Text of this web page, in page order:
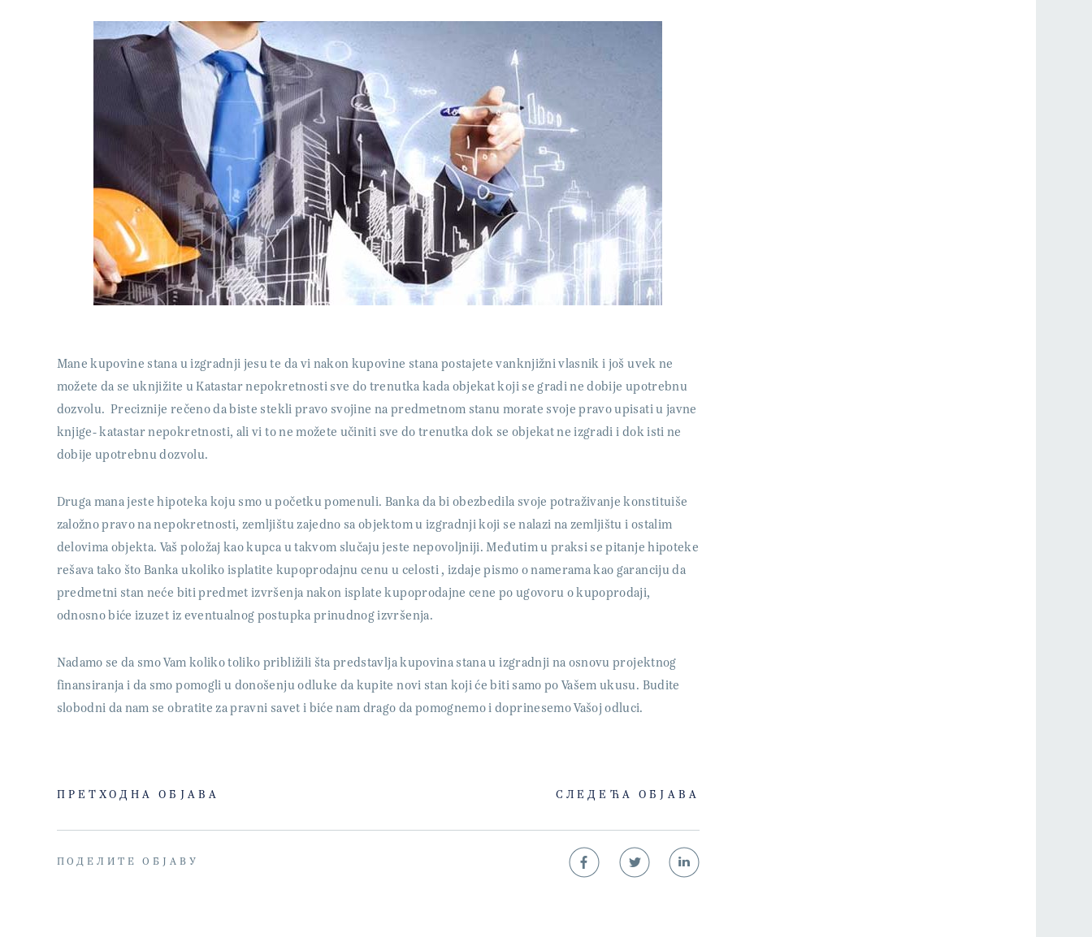
Mane kupovine stana u izgradnji jesu te da vi nakon kupovine stana postajete vanknjižni vlasnik i još uvek ne
možete da se uknjižite u Katastar nepokretnosti sve do trenutka kada objekat koji se gradi ne dobije upotrebnu
dozvolu. Preciznije rečeno da biste stekli pravo svojine na predmetnom stanu morate svoje pravo upisati u javne
knjige- katastar nepokretnosti, ali vi to ne možete učiniti sve do trenutka dok se objekat ne izgradi i dok isti ne
dobije upotrebnu dozvolu.
Druga mana jeste hipoteka koju smo u početku pomenuli. Banka da bi obezbedila svoje potraživanje konstituiše
založno pravo na nepokretnosti, zemljištu zajedno sa objektom u izgradnji koji se nalazi na zemljištu i ostalim
delovima objekta. Vaš položaj kao kupca u takvom slučaju jeste nepovoljniji. Međutim u praksi se pitanje hipoteke
rešava tako što Banka ukoliko isplatite kupoprodajnu cenu u celosti , izdaje pismo o namerama kao garanciju da
predmetni stan neće biti predmet izvršenja nakon isplate kupoprodajne cene po ugovoru o kupoprodaji,
odnosno biće izuzet iz eventualnog postupka prinudnog izvršenja.
Nadamo se da smo Vam koliko toliko približili šta predstavlja kupovina stana u izgradnji na osnovu projektnog
finansiranja i da smo pomogli u donošenju odluke da kupite novi stan koji će biti samo po Vašem ukusu. Budite
slobodni da nam se obratite za pravni savet i biće nam drago da pomognemo i doprinesemo Vašoj odluci.
ПРЕТХОДНА ОБЈАВА СЛЕДЕЋА ОБЈАВА
ПОДЕЛИТЕ ОБЈАВУ